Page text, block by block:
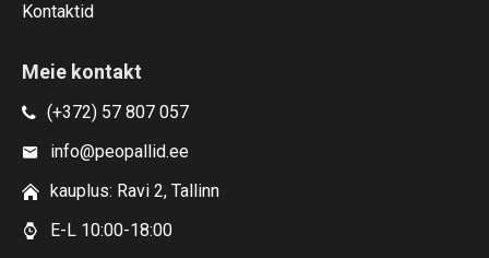
Kontaktid
Meie kontakt
(+372) 57 807 057
info@peopallid.ee
kauplus: Ravi 2, Tallinn
E-L 10:00-18:00